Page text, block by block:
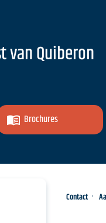
van Quiberon
Brochures
Contact